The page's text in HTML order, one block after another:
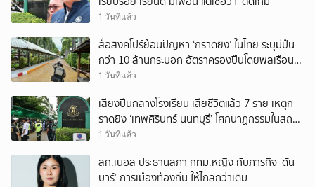
1 วันที่แล้ว
สื่อสิงคโปร์ย้อนปัญหา ‘กราดยิง’ ในไทย ระบุมีปืน
กว่า 10 ล้านกระบอก อัตราครองปืนโดยพลเรือน
สูงที่สุดในภูมิภาค
1 วันที่แล้ว
เสียงปืนกลางโรงเรียน เสียชีวิตแล้ว 7 ราย เหตุก
ราดยิง ‘เทพศิรินทร์ นนทบุรี’ โศกนาฏกรรมในสถาน
ศึกษา ครั้งที่ 2 ในรอบปี
1 วันที่แล้ว
สก.เนอส ประธานสภา กทม.หญิง กับภารกิจ ‘ดัน
บาร์’ การเมืองท้องถิ่น ให้ไกลกว่าเดิม